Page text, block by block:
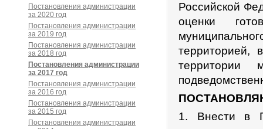
Российской
оценки
территорией,
территории
1. Внести в
Постановления администрации
за 2020 год
Постановления администрации
за 2019 год
Постановления администрации
за 2018 год
Постановления администрации
за 2017 год
Постановления администрации
за 2016 год
Постановления администрации
за 2015 год
Постановления администрации